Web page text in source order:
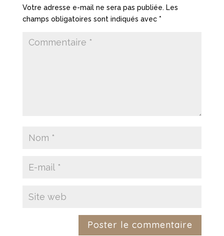
Votre adresse e-mail ne sera pas publiée. Les
champs obligatoires sont indiqués avec *